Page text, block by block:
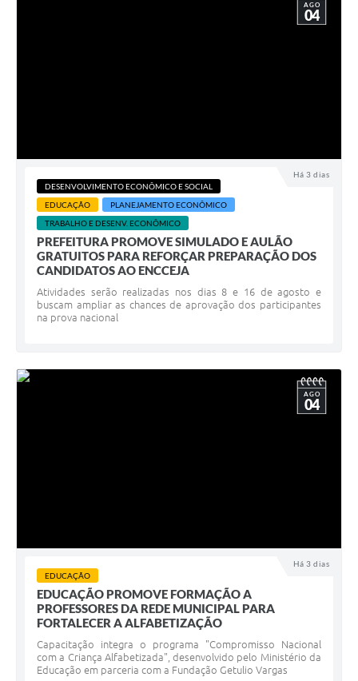
Há 3 dias
AGO
04
DESENVOLVIMENTO ECONÔMICO E SOCIAL
EDUCAÇÃO
PLANEJAMENTO ECONÔMICO
TRABALHO E DESENV. ECONÔMICO
PREFEITURA PROMOVE SIMULADO E AULÃO
GRATUITOS PARA REFORÇAR PREPARAÇÃO DOS
CANDIDATOS AO ENCCEJA
Atividades serão realizadas nos dias 8 e 16 de agosto e
buscam ampliar as chances de aprovação dos participantes
na prova nacional
Há 3 dias
AGO
04
EDUCAÇÃO
EDUCAÇÃO PROMOVE FORMAÇÃO A
PROFESSORES DA REDE MUNICIPAL PARA
FORTALECER A ALFABETIZAÇÃO
Capacitação integra o programa "Compromisso Nacional
com a Criança Alfabetizada", desenvolvido pelo Ministério da
Educação em parceria com a Fundação Getulio Vargas